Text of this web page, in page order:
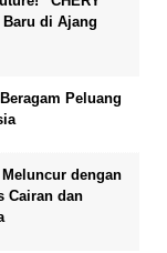
di Ajang
Peluang
dengan
Cairan dan